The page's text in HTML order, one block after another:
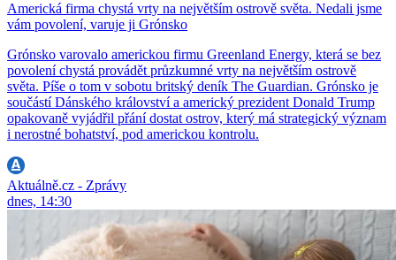
Americká firma chystá vrty na největším ostrově světa. Nedali jsme
vám povolení, varuje ji Grónsko
Grónsko varovalo americkou firmu Greenland Energy, která se bez
povolení chystá provádět průzkumné vrty na největším ostrově
světa. Píše o tom v sobotu britský deník The Guardian. Grónsko je
součástí Dánského království a americký prezident Donald Trump
opakovaně vyjádřil přání dostat ostrov, který má strategický význam
i nerostné bohatství, pod americkou kontrolu.
Aktuálně.cz - Zprávy
dnes, 14:30